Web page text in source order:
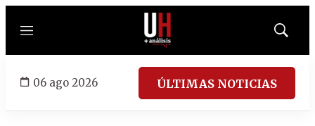
Menú
Mostrar
06 ago 2026 ÚLTIMAS NOTICIAS